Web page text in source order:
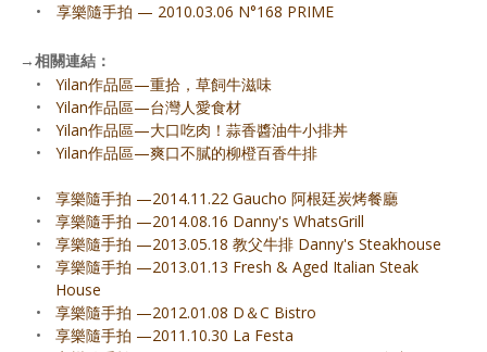
•
享樂隨手拍 — 2010.03.06 N°168 PRIME
→相關連結：
•
Yilan作品區—重拾，草飼牛滋味
•
Yilan作品區—台灣人愛食材
•
Yilan作品區—大口吃肉！蒜香醬油牛小排丼
•
Yilan作品區—爽口不膩的柳橙百香牛排
•
享樂隨手拍 —2014.11.22 Gaucho 阿根廷炭烤餐廳
•
享樂隨手拍 —2014.08.16 Danny's WhatsGrill
•
享樂隨手拍 —2013.05.18 教父牛排 Danny's Steakhouse
•
享樂隨手拍 —2013.01.13 Fresh & Aged Italian Steak
House
•
享樂隨手拍 —2012.01.08 D＆C Bistro
•
享樂隨手拍 —2011.10.30 La Festa